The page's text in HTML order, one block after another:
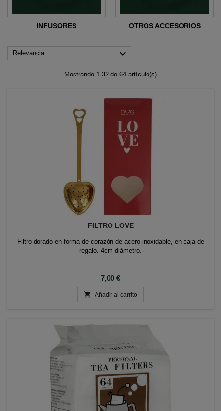
INFUSORES OTROS ACCESORIOS
Relevancia 
Mostrando 1-32 de 64 artículo(s)
FILTRO LOVE
Filtro dorado en forma de corazón de acero inoxidable, en caja de
regalo. 4cm diámetro.
Precio
7,00 €
 Añadir al carrito